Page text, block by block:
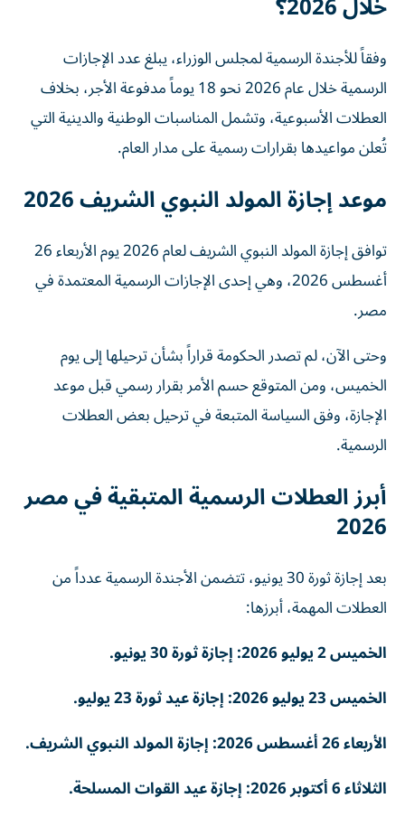
وفقاً للأجندة الرسمية لمجلس الوزراء، يبلغ عدد الإجازات
الرسمية خلال عام 2026 نحو 18 يوماً مدفوعة الأجر، بخلاف
العطلات الأسبوعية، وتشمل المناسبات الوطنية والدينية التي
تُعلن مواعيدها بقرارات رسمية على مدار العام.
موعد إجازة المولد النبوي الشريف 2026
توافق إجازة المولد النبوي الشريف لعام 2026 يوم الأربعاء 26
أغسطس 2026، وهي إحدى الإجازات الرسمية المعتمدة في
مصر.
وحتى الآن، لم تصدر الحكومة قراراً بشأن ترحيلها إلى يوم
الخميس، ومن المتوقع حسم الأمر بقرار رسمي قبل موعد
الإجازة، وفق السياسة المتبعة في ترحيل بعض العطلات
الرسمية.
أبرز العطلات الرسمية المتبقية في مصر
2026
بعد إجازة ثورة 30 يونيو، تتضمن الأجندة الرسمية عدداً من
العطلات المهمة، أبرزها:
الخميس 2 يوليو 2026: إجازة ثورة 30 يونيو.
الخميس 23 يوليو 2026: إجازة عيد ثورة 23 يوليو.
الأربعاء 26 أغسطس 2026: إجازة المولد النبوي الشريف.
الثلاثاء 6 أكتوبر 2026: إجازة عيد القوات المسلحة.